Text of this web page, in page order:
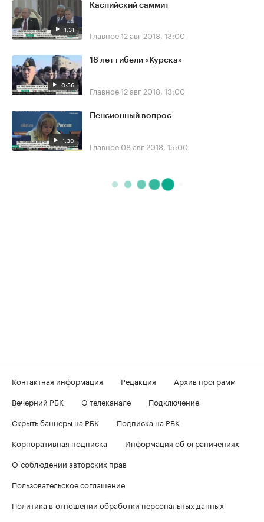
1:31
Каспийский саммит
Главное12 авг 2018, 13:00
0:56
18 лет гибели «Курска»
Главное12 авг 2018, 13:00
1:30
Пенсионный вопрос
Главное 08 авг 2018, 15:00
Контактная информация Редакция
Архив программ
Вечерний РБК
О телеканале
Подключение
Скрыть баннеры на РБК
Подписка на РБК
Корпоративная подписка
Информация об ограничениях
О соблюдении авторских прав
Пользовательское соглашение
Политика в отношении обработки персональных данных